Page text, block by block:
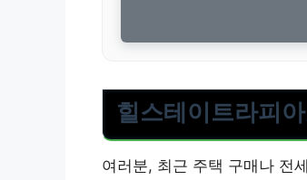
힐스테이트라피
여러분, 최근 주택 구매나 전